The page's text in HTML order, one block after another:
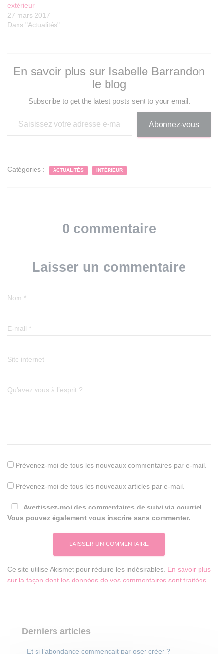
extérieur
27 mars 2017
Dans "Actualités"
En savoir plus sur Isabelle Barrandon
le blog
Subscribe to get the latest posts sent to your email.
Abonnez-vous
Catégories : ACTUALITÉS INTÉRIEUR
0 commentaire
Laisser un commentaire
Nom *
E-mail *
Site internet
Qu’avez vous à l’esprit ?
Prévenez-moi de tous les nouveaux commentaires par e-mail.
Prévenez-moi de tous les nouveaux articles par e-mail.
Avertissez-moi des commentaires de suivi via courriel.
Vous pouvez également vous inscrire sans commenter.
Ce site utilise Akismet pour réduire les indésirables. En savoir plus
sur la façon dont les données de vos commentaires sont traitées
Derniers articles
Et si l’abondance commençait par oser créer ?